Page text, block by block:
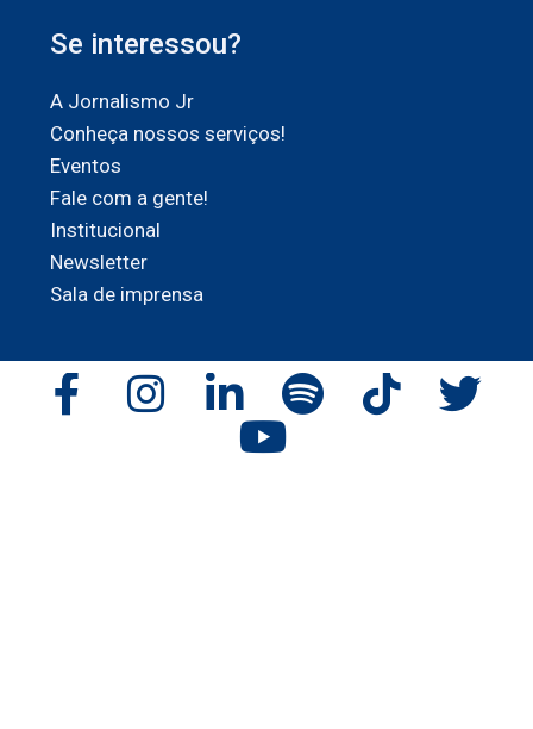
Se interessou?
A Jornalismo Jr
Conheça nossos serviços!
Eventos
Fale com a gente!
Institucional
Newsletter
Sala de imprensa